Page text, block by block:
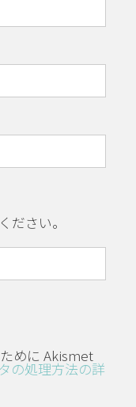
ださい。
めに Akismet
の処理方法の詳